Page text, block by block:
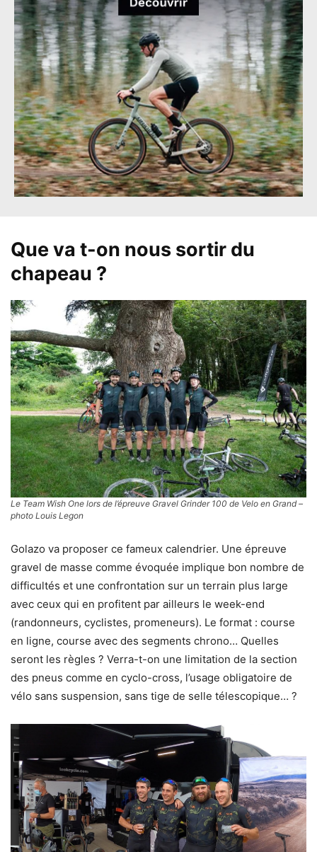
Que va t-on nous sortir du
chapeau ?
Le Team Wish One lors de l’épreuve Gravel Grinder 100 de Velo en Grand –
photo Louis Legon
Golazo va proposer ce fameux calendrier. Une épreuve
gravel de masse comme évoquée implique bon nombre de
difficultés et une confrontation sur un terrain plus large
avec ceux qui en profitent par ailleurs le week-end
(randonneurs, cyclistes, promeneurs). Le format : course
en ligne, course avec des segments chrono… Quelles
seront les règles ? Verra-t-on une limitation de la section
des pneus comme en cyclo-cross, l’usage obligatoire de
vélo sans suspension, sans tige de selle télescopique… ?